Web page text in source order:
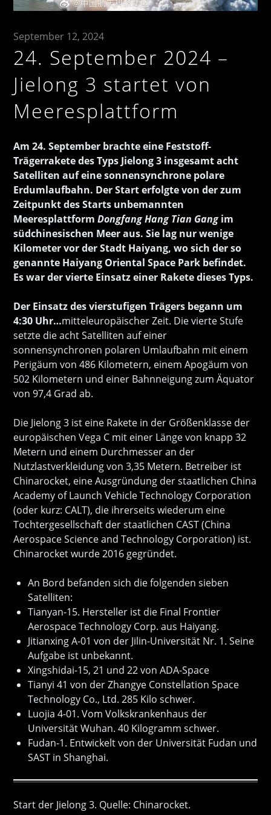
September 12, 2024
24. September 2024 –
Jielong 3 startet von
Meeresplattform
Am 24. September brachte eine Feststoff-
Trägerrakete des Typs Jielong 3 insgesamt acht
Satelliten auf eine sonnensynchrone polare
Erdumlaufbahn. Der Start erfolgte von der zum
Zeitpunkt des Starts unbemannten
MeeresplattformDongfang Hang Tian Gangim
südchinesischen Meer aus. Sie lag nur wenige
Kilometer vor der Stadt Haiyang, wo sich der so
genannte Haiyang Oriental Space Park befindet.
Es war der vierte Einsatz einer Rakete dieses Typs.
Der Einsatz des vierstufigen Trägers begann um
4:30 Uhr…mitteleuropäischer Zeit. Die vierte Stufe
setzte die acht Satelliten auf einer
sonnensynchronen polaren Umlaufbahn mit einem
Perigäum von 486 Kilometern, einem Apogäum von
502 Kilometern und einer Bahnneigung zum Äquator
von 97,4 Grad ab.
Die Jielong 3 ist eine Rakete in der Größenklasse der
europäischen Vega C mit einer Länge von knapp 32
Metern und einem Durchmesser an der
Nutzlastverkleidung von 3,35 Metern. Betreiber ist
Chinarocket, eine Ausgründung der staatlichen China
Academy of Launch Vehicle Technology Corporation
(oder kurz: CALT), die ihrerseits wiederum eine
Tochtergesellschaft der staatlichen CAST (China
Aerospace Science and Technology Corporation) ist.
Chinarocket wurde 2016 gegründet.
An Bord befanden sich die folgenden sieben
Satelliten:
Tianyan-15. Hersteller ist die Final Frontier
Aerospace Technology Corp. aus Haiyang.
Jitianxing A-01 von der Jilin-Universität Nr. 1. Seine
Aufgabe ist unbekannt.
Xingshidai-15, 21 und 22 von ADA-Space
Tianyi 41 von der Zhangye Constellation Space
Technology Co., Ltd. 285 Kilo schwer.
Luojia 4-01. Vom Volkskrankenhaus der
Universität Wuhan. 40 Kilogramm schwer.
Fudan-1. Entwickelt von der Universität Fudan und
SAST in Shanghai.
Start der Jielong 3. Quelle: Chinarocket.